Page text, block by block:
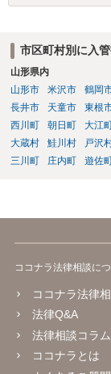
市区町村別に入
山形県内
山形市
米沢市 鶴岡
長井市
天童市 東根
西川町
朝日町 大江
大蔵村
鮭川村 戸沢
三川町
庄内町 遊佐
ココナラ法律相談に
ココナラ法律
法律Q&A
法律相談コラム
ココナラとは